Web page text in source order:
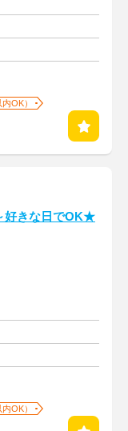
OK）
好きな日でOK★
OK）